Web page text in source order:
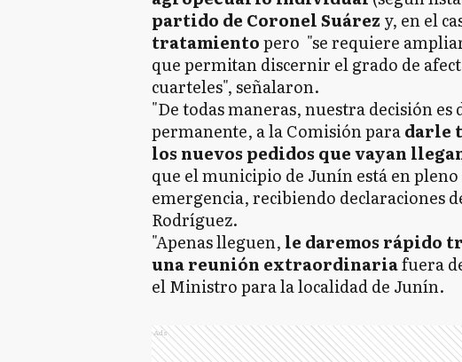
partido de Coronel Suárez y, en el
tratamientopero "se requiere
que permitan discernir el grado de
cuarteles", señalaron.
"De todas maneras, nuestra decisión
permanente, a la Comisión paradarle
los nuevos pedidos que vayan
que el municipio de Junín está en
emergencia, recibiendo declaraciones
Rodríguez.
"Apenas lleguen, le daremos rápido
una reunión extraordinariafuera
el Ministro para la localidad de Junín.
Ads